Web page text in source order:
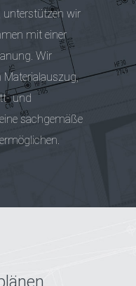
unterstützen wir
mit einer
Wir
Materialauszug,
und
sachgemäße